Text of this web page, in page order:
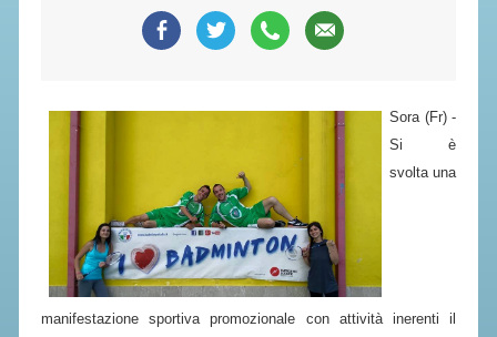
Sora (Fr) -
Si è
svolta una
manifestazione sportiva promozionale con attività inerenti il
SEGRETERIA FEDERALE
CONTATTI
RESPONSABILITÀ SOCIALE
SAFEGUARDING
RICHIESTA PATROCINIO
GIUSTIZIA FEDERALE